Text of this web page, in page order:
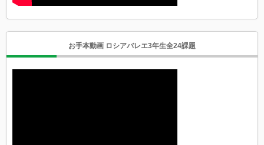
お手本動画 ロシアバレエ3年生全24課題